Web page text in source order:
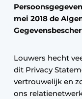
mei 2018 de
Louwers hecht
dit Privacy
vertrouwelijk en
ons